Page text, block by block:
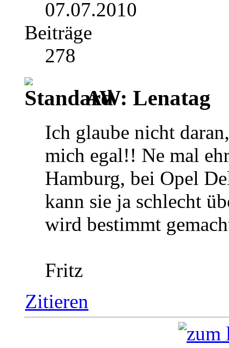
07.07.2010
Beiträge
278
AW: Lenatag
Ich glaube nicht
mich egal!! Ne mal
Hamburg, bei Opel
kann sie ja schlecht
wird bestimmt
Fritz
Zitieren